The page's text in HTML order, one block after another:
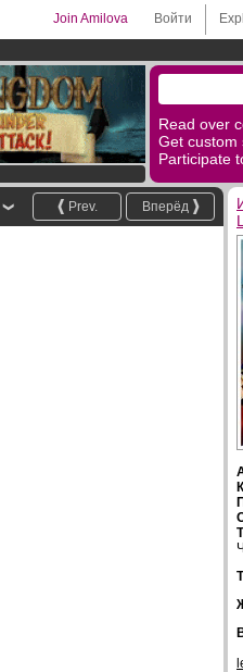
Войти
Join Amilova
Read over
Get custom
Participate
Вперёд
Prev.